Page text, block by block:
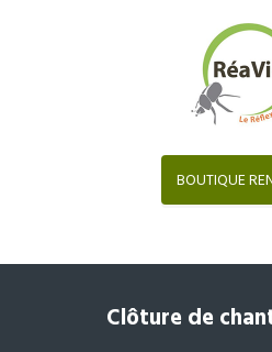
BOUTIQUE
Clôture de